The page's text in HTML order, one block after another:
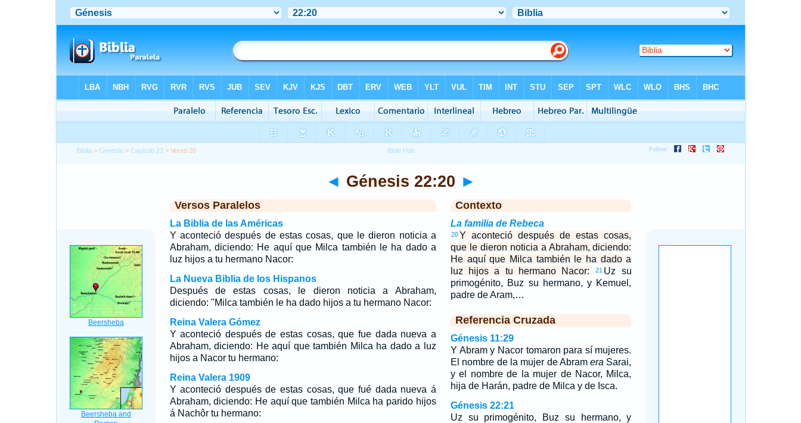
Biblia >Génesis >Capítulo 22 > Verso 20
◄ Génesis 22:20 ►
Versos Paralelos
La Biblia de las Américas
Y aconteció después de estas cosas, que le dieron noticia a
Abraham, diciendo: He aquí que Milca también le ha dado a
luz hijos a tu hermano Nacor:
La Nueva Biblia de los Hispanos
Después de estas cosas, le dieron noticia a Abraham,
diciendo: "Milca también le ha dado hijos a tu hermano Nacor:
Reina Valera Gómez
Y aconteció después de estas cosas, que fue dada nueva a
Abraham, diciendo: He aquí que también Milca ha dado a luz
hijos a Nacor tu hermano:
Reina Valera 1909
Y aconteció después de estas cosas, que fué dada nueva á
Abraham, diciendo: He aquí que también Milca ha parido hijos
á Nachôr tu hermano:
Contexto
La familia de Rebeca
20Y aconteció después de estas cosas,
que le dieron noticia a Abraham, diciendo:
He aquí que Milca también le ha dado a
luz hijos a tu hermano Nacor:
21 Uz su
primogénito, Buz su hermano, y Kemuel,
padre de Aram,…
Referencia Cruzada
Génesis 11:29
Y Abram y Nacor tomaron para sí mujeres.
El nombre de la mujer de Abramera Sarai,
y el nombre de la mujer de Nacor, Milca,
hija de Harán, padre de Milca y de Isca.
Génesis 22:21
Uz su primogénito, Buz su hermano, y